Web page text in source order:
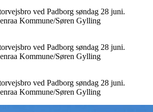
ved Padborg søndag 28 juni.
Kommune/Søren Gylling
ved Padborg søndag 28 juni.
Kommune/Søren Gylling
ved Padborg søndag 28 juni.
Kommune/Søren Gylling